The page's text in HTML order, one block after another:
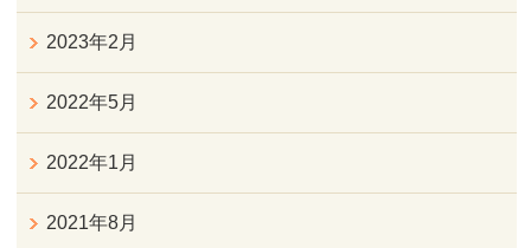
2023年2月
2022年5月
2022年1月
2021年8月